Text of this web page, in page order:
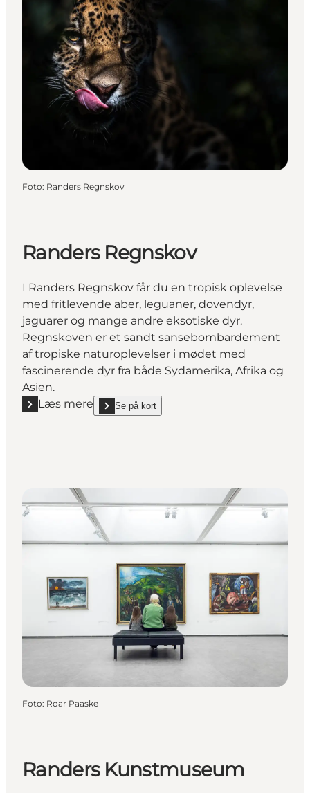
Foto: Randers Regnskov
Randers Regnskov
I Randers Regnskov får du en tropisk oplevelse
med fritlevende aber, leguaner, dovendyr,
jaguarer og mange andre eksotiske dyr.
Regnskoven er et sandt sansebombardement
af tropiske naturoplevelser i mødet med
fascinerende dyr fra både Sydamerika, Afrika og
Asien.
Læs mere
Læs mere "Randers Regnskov"
Se på kort
show Randers Regnskov on_map
Foto: Roar Paaske
Randers Kunstmuseum